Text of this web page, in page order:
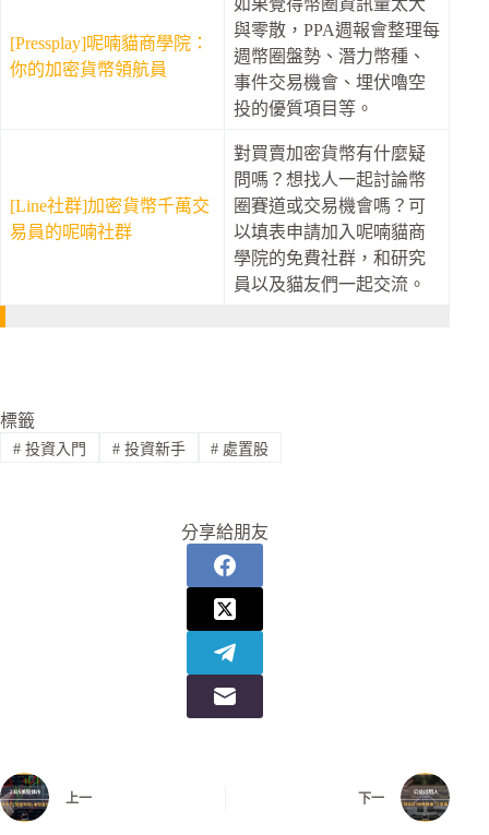
[Pressplay]呢喃貓商學院：
你的加密貨幣領航員
與零散，PPA週報會整理每
週幣圈盤勢、潛力幣種、
事件交易機會、埋伏嚕空
投的優質項目等。
[Line社群]加密貨幣千萬交
易員的呢喃社群
對買賣加密貨幣有什麼疑
問嗎？想找人一起討論幣
圈賽道或交易機會嗎？可
以填表申請加入呢喃貓商
學院的免費社群，和研究
員以及貓友們一起交流。
標籤
#投資入門 #投資新手 # 處置股
分享給朋友
上一 下一